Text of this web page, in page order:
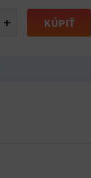
+ KÚPIŤ